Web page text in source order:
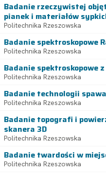
Badanie rzeczywistej
pianek i materiałów
Politechnika Rzeszowska
Badanie spektroskopowe
Politechnika Rzeszowska
Badanie spektroskopowe
Politechnika Rzeszowska
Badanie technologii
Politechnika Rzeszowska
Badanie topografi i
skanera 3D
Politechnika Rzeszowska
Badanie twardości w
Politechnika Rzeszowska